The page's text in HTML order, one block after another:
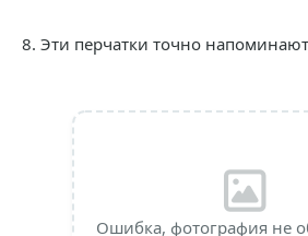
8. Эти перчатки точно
Ошибка, фотография не